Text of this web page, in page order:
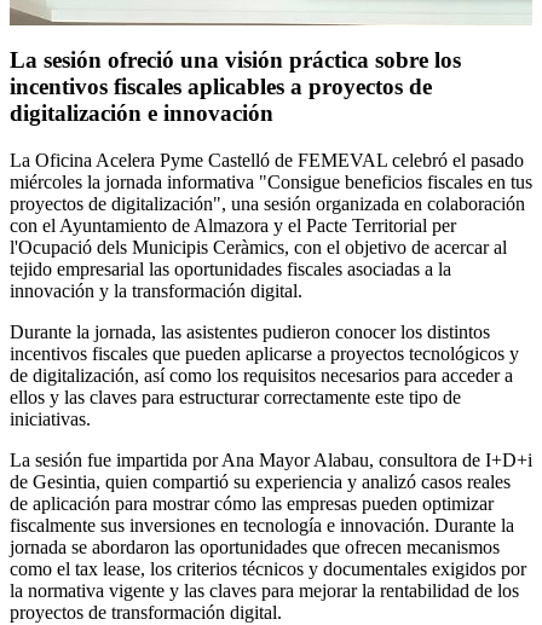
La sesión ofreció una visión práctica sobre los
incentivos fiscales aplicables a proyectos de
digitalización e innovación
La Oficina Acelera Pyme Castelló de FEMEVAL celebró el pasado
miércoles la jornada informativa "Consigue beneficios fiscales en tus
proyectos de digitalización", una sesión organizada en colaboración
con el Ayuntamiento de Almazora y el Pacte Territorial per
l'Ocupació dels Municipis Ceràmics, con el objetivo de acercar al
tejido empresarial las oportunidades fiscales asociadas a la
innovación y la transformación digital.
Durante la jornada, las asistentes pudieron conocer los distintos
incentivos fiscales que pueden aplicarse a proyectos tecnológicos y
de digitalización, así como los requisitos necesarios para acceder a
ellos y las claves para estructurar correctamente este tipo de
iniciativas.
La sesión fue impartida por Ana Mayor Alabau, consultora de I+D+i
de Gesintia, quien compartió su experiencia y analizó casos reales
de aplicación para mostrar cómo las empresas pueden optimizar
fiscalmente sus inversiones en tecnología e innovación. Durante la
jornada se abordaron las oportunidades que ofrecen mecanismos
como el tax lease, los criterios técnicos y documentales exigidos por
la normativa vigente y las claves para mejorar la rentabilidad de los
proyectos de transformación digital.